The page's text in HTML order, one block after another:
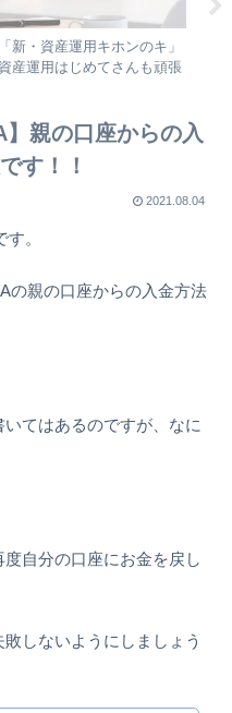
「新・資産運用キホンのキ」
資産運用はじめてさんも頑張
】親の口座からの入
す！！
2021.08.04
。
の親の口座からの入金方法
てはあるのですが、なに
自分の口座にお金を戻し
しないようにしましょう